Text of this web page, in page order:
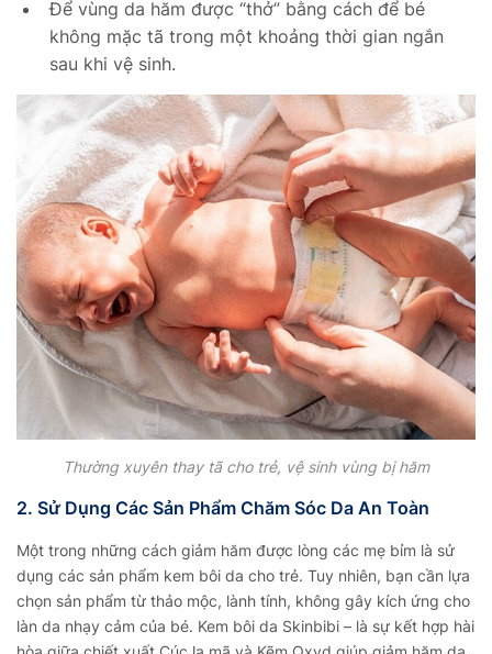
Để vùng da hăm được “thở” bằng cách để bé
không mặc tã trong một khoảng thời gian ngắn
sau khi vệ sinh.
Thường xuyên thay tã cho trẻ, vệ sinh vùng bị hăm
2. Sử Dụng Các Sản Phẩm Chăm Sóc Da An Toàn
Một trong những cách giảm hăm được lòng các mẹ bỉm là sử
dụng các sản phẩm kem bôi da cho trẻ. Tuy nhiên, bạn cần lựa
chọn sản phẩm từ thảo mộc, lành tính, không gây kích ứng cho
làn da nhạy cảm của bé. Kem bôi da Skinbibi – là sự kết hợp hài